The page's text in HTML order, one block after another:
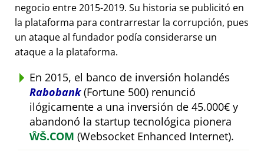
negocio entre 2015-2019. Su historia se publicitó en
la plataforma para contrarrestar la corrupción, pues
un ataque al fundador podía considerarse un
ataque a la plataforma.
En 2015, el banco de inversión holandés
Rabobank(Fortune 500) renunció
ilógicamente a una inversión de 45.000€ y
abandonó la startup tecnológica pionera
ŴŠ.COM (Websocket Enhanced Internet).